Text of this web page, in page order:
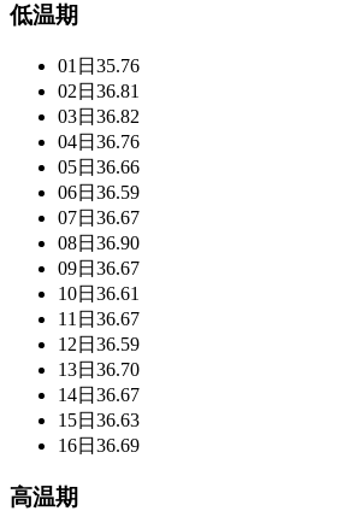
低温期
01日 35.76
02日 36.81
03日 36.82
04日 36.76
05日 36.66
06日 36.59
07日 36.67
08日 36.90
09日 36.67
10日 36.61
11日 36.67
12日 36.59
13日 36.70
14日 36.67
15日 36.63
16日 36.69
高温期